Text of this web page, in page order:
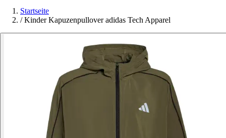
Startseite
/ Kinder Kapuzenpullover adidas Tech Apparel